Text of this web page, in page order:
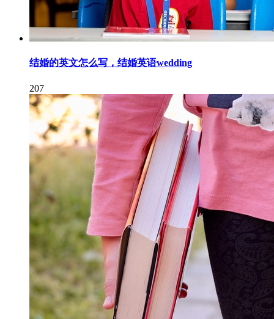
结婚的英文怎么写，结婚英语wedding
207